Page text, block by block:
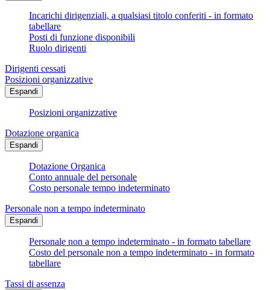
Incarichi dirigenziali, a qualsiasi titolo conferiti - in formato
tabellare
Posti di funzione disponibili
Ruolo dirigenti
Dirigenti cessati
Posizioni organizzative
Espandi
Posizioni organizzative
Dotazione organica
Espandi
Dotazione Organica
Conto annuale del personale
Costo personale tempo indeterminato
Personale non a tempo indeterminato
Espandi
Personale non a tempo indeterminato - in formato tabellare
Costo del personale non a tempo indeterminato - in formato
tabellare
Tassi di assenza